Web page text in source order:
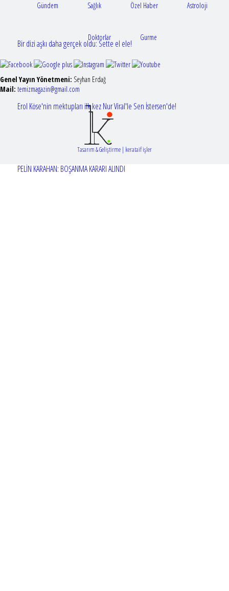
Bir dizi aşkı daha gerçek oldu: Sette el ele!
Erol Köse'nin mektupları ilk kez Nur Viral'le Sen İstersen'de!
PELİN KARAHAN: BOŞANMA KARARI ALINDI
Gündem Sağlık Özel Haber Astroloji
Doktorlar Gurme
Genel Yayın Yönetmeni: Seyhan Erdağ
Mail: temizmagazin@gmail.com
Tasarım & Geliştirme | kerataif işler